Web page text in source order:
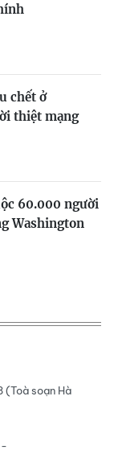
chết ở
thiệt mạng
60.000 người
Washington
soạn Hà
-